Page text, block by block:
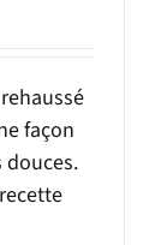
façon
douces.